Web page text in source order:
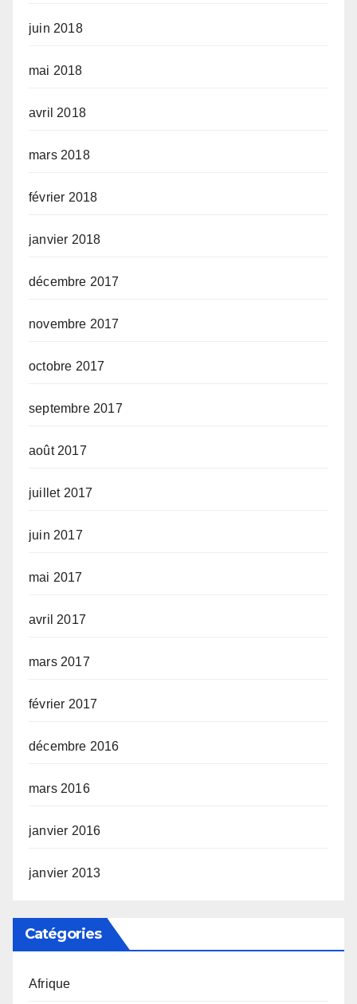
juin 2018
mai 2018
avril 2018
mars 2018
février 2018
janvier 2018
décembre 2017
novembre 2017
octobre 2017
septembre 2017
août 2017
juillet 2017
juin 2017
mai 2017
avril 2017
mars 2017
février 2017
décembre 2016
mars 2016
janvier 2016
janvier 2013
Catégories
Afrique